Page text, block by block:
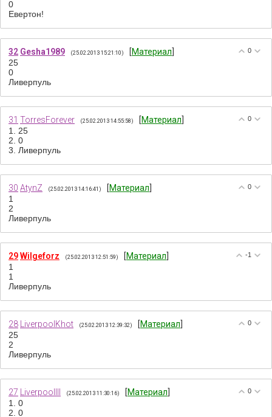
0
Евертон!
0
32 Gesha1989 (25.02.2013 15:21:10) [Материал
25
0
Ливерпуль
0
31 TorresForever (25.02.2013 14:55:58) [Материал
1. 25
2. 0
3. Ливерпуль
0
30 AtynZ (25.02.2013 14:16:41) [Материал
1
2
Ливерпуль
-1
29Wilgeforz (25.02.2013 12:51:59) [Материал
1
1
Ливерпуль
0
28 LiverpoolKhot (25.02.2013 12:39:32) [Материал
25
2
Ливерпуль
0
27 Liverpoollll (25.02.2013 11:30:16) [Материал
1. 0
2. 0